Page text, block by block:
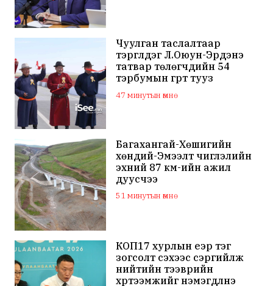
Чуулган таслалтаар
тэргүүлдэг Л.Оюун-Эрдэнэ
татвар төлөгчдийн 54
тэрбумын гүүрт тууз
мэт пи-ар хийв
47 минутын өмнө
Багахангай-Хөшигийн
хөндий-Эмээлт чиглэлийн
эхний 87 км-ийн ажил
дуусчээ
51 минутын өмнө
КОП17 хурлын үеэр тэг
зогсолт үүсэхээс сэргийлж
нийтийн тээврийн
хүртээмжийг нэмэгдүүлнэ